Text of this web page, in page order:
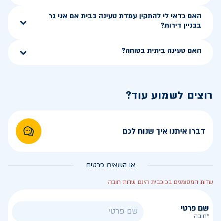
האם כדאי לי להתקין עמדת טעינה בבית אם אני גר
בבניין דירות?
האם טעינה ביתית בטוחה?
רוצים לשמוע עוד?
דברו איתנו איך שנוח לכם
או השאירו פרטים
שדות המסומנים בכוכבית הינם שדות חובה
שם פרטי
*חובה